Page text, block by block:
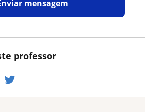
professor
mensagem